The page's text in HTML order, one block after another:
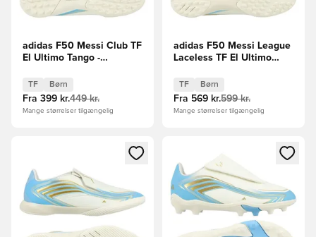
adidas F50 Messi Club TF
El Ultimo Tango -
TF Børn
Fra 399 kr.449 kr.
Mange størrelser tilgængelig
adidas F50 Messi League
Laceless TF El Ultimo
TF Børn
Fra 569 kr.599 kr.
Mange størrelser tilgængelig
Åbner en Modal til at logge ind eller tilmelde dig som
Åbner en Modal til at logge